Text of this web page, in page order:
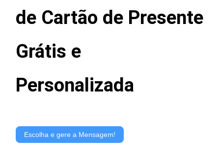
de Cartão de Presente
Grátis e
Personalizada
deEscolha e gere a Mensagem!